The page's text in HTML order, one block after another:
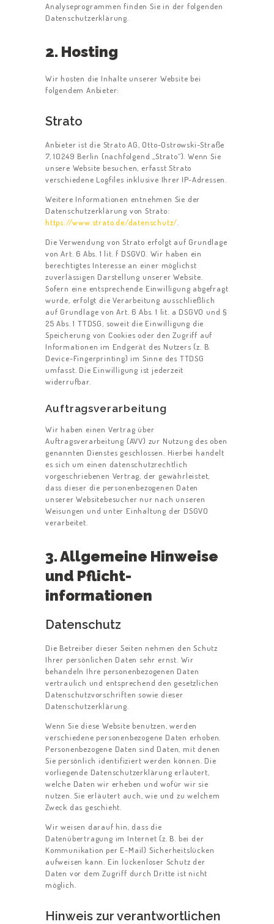
Analyseprogrammen finden Sie in der folgenden
Datenschutzerklärung.
2. Hosting
Wir hosten die Inhalte unserer Website bei
folgendem Anbieter:
Strato
Anbieter ist die Strato AG, Otto-Ostrowski-Straße
7, 10249 Berlin (nachfolgend „Strato“). Wenn Sie
unsere Website besuchen, erfasst Strato
verschiedene Logfiles inklusive Ihrer IP-Adressen.
Weitere Informationen entnehmen Sie der
Datenschutzerklärung von Strato:
https://www.strato.de/datenschutz/
Die Verwendung von Strato erfolgt auf Grundlage
von Art. 6 Abs. 1 lit. f DSGVO. Wir haben ein
berechtigtes Interesse an einer möglichst
zuverlässigen Darstellung unserer Website.
Sofern eine entsprechende Einwilligung abgefragt
wurde, erfolgt die Verarbeitung ausschließlich
auf Grundlage von Art. 6 Abs. 1 lit. a DSGVO und §
25 Abs. 1 TTDSG, soweit die Einwilligung die
Speicherung von Cookies oder den Zugriff auf
Informationen im Endgerät des Nutzers (z. B.
Device-Fingerprinting) im Sinne des TTDSG
umfasst. Die Einwilligung ist jederzeit
widerrufbar.
Auftragsverarbeitung
Wir haben einen Vertrag über
Auftragsverarbeitung (AVV) zur Nutzung des oben
genannten Dienstes geschlossen. Hierbei handelt
es sich um einen datenschutzrechtlich
vorgeschriebenen Vertrag, der gewährleistet,
dass dieser die personenbezogenen Daten
unserer Websitebesucher nur nach unseren
Weisungen und unter Einhaltung der DSGVO
verarbeitet.
3. Allgemeine Hinweise
und Pflicht­
informationen
Datenschutz
Die Betreiber dieser Seiten nehmen den Schutz
Ihrer persönlichen Daten sehr ernst. Wir
behandeln Ihre personenbezogenen Daten
vertraulich und entsprechend den gesetzlichen
Datenschutzvorschriften sowie dieser
Datenschutzerklärung.
Wenn Sie diese Website benutzen, werden
verschiedene personenbezogene Daten erhoben.
Personenbezogene Daten sind Daten, mit denen
Sie persönlich identifiziert werden können. Die
vorliegende Datenschutzerklärung erläutert,
welche Daten wir erheben und wofür wir sie
nutzen. Sie erläutert auch, wie und zu welchem
Zweck das geschieht.
Wir weisen darauf hin, dass die
Datenübertragung im Internet (z. B. bei der
Kommunikation per E-Mail) Sicherheitslücken
aufweisen kann. Ein lückenloser Schutz der
Daten vor dem Zugriff durch Dritte ist nicht
möglich.
Hinweis zur verantwortlichen